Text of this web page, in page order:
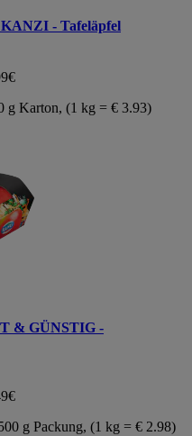
- Tafeläpfel
g Karton, (1 kg = € 3.93)
& GÜNSTIG -
g Packung, (1 kg = € 2.98)